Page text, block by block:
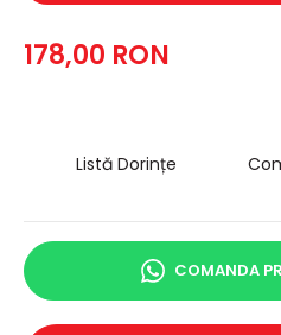
178,00 RON
Listă Dorințe
COMANDA